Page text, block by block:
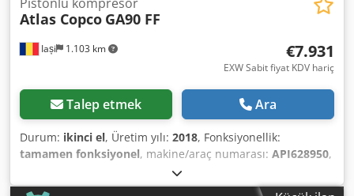
Iași 1.103 km
Atlas Copco GA90 FF
€7.931
EXW Sabit fiyat KDV hariç
Talep etmek Ara
Durum: ikinci el, Üretim yılı: 2018, Fonksiyonellik:
tamamen fonksiyonel, makine/araç numarası: API628950,
Caracteristici tehnice: Specificații de bază Atribut Putere
motor Presiune maximă de operare Debit de aer liber (FAD)